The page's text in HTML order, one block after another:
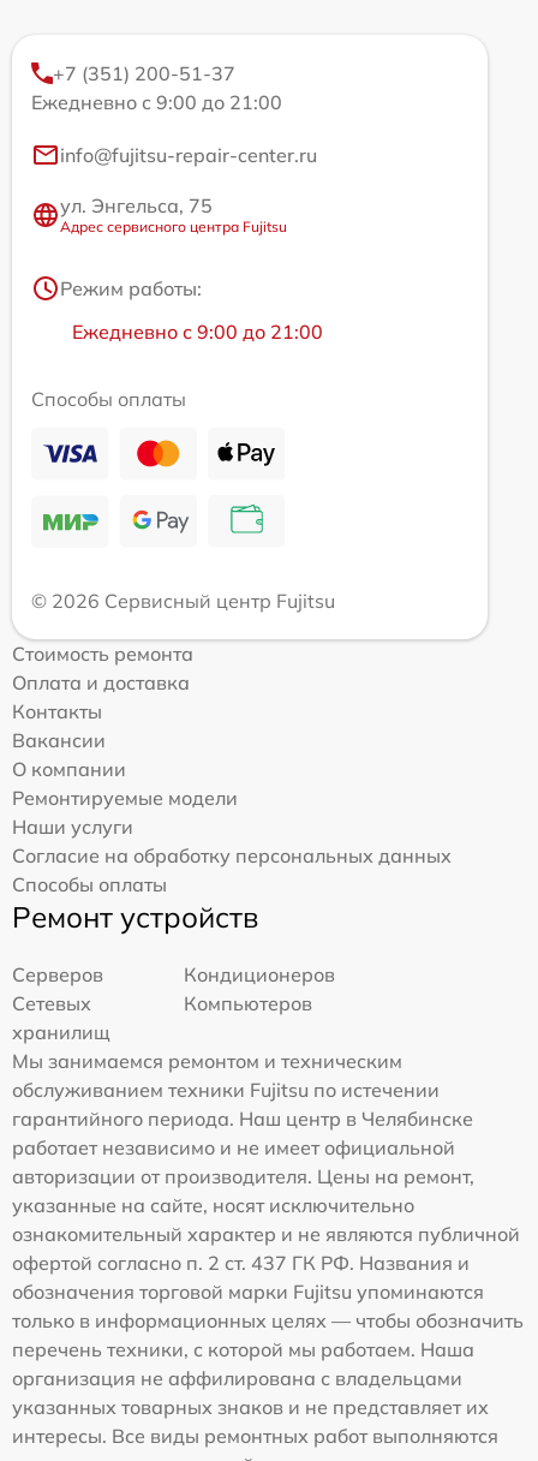
+7 (351) 200-51-37
Ежедневно с 9:00 до 21:00
info@fujitsu-repair-center.ru
ул. Энгельса, 75
Адрес сервисного центра Fujitsu
Режим работы:
Ежедневно с 9:00 до 21:00
Способы оплаты
© 2026 Сервисный центр Fujitsu
Стоимость ремонта
Оплата и доставка
Контакты
Вакансии
О компании
Ремонтируемые модели
Наши услуги
Согласие на обработку персональных данных
Способы оплаты
Ремонт устройств
Серверов
Кондиционеров
Сетевых
хранилищ
Компьютеров
Мы занимаемся ремонтом и техническим
обслуживанием техники Fujitsu по истечении
гарантийного периода. Наш центр в Челябинске
работает независимо и не имеет официальной
авторизации от производителя. Цены на ремонт,
указанные на сайте, носят исключительно
ознакомительный характер и не являются публичной
офертой согласно п. 2 ст. 437 ГК РФ. Названия и
обозначения торговой марки Fujitsu упоминаются
только в информационных целях — чтобы обозначить
перечень техники, с которой мы работаем. Наша
организация не аффилирована с владельцами
указанных товарных знаков и не представляет их
интересы. Все виды ремонтных работ выполняются